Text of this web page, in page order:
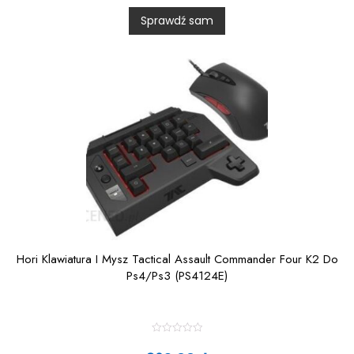
0
o
u
t
Sprawdź sam
Hori Klawiatura I Mysz Tactical Assault Commander Four K2 Do
Ps4/Ps3 (PS4124E)
a